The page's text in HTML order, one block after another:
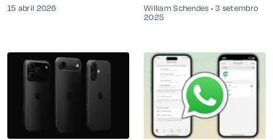
15 abril 2026 William Schendes
3 setembro
2025